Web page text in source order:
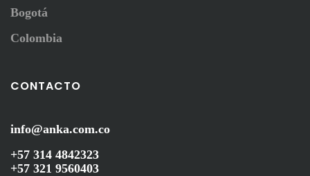
Bogotá
Colombia
CONTACTO
info@anka.com.co
+57 314 4842323
+57 321 9560403